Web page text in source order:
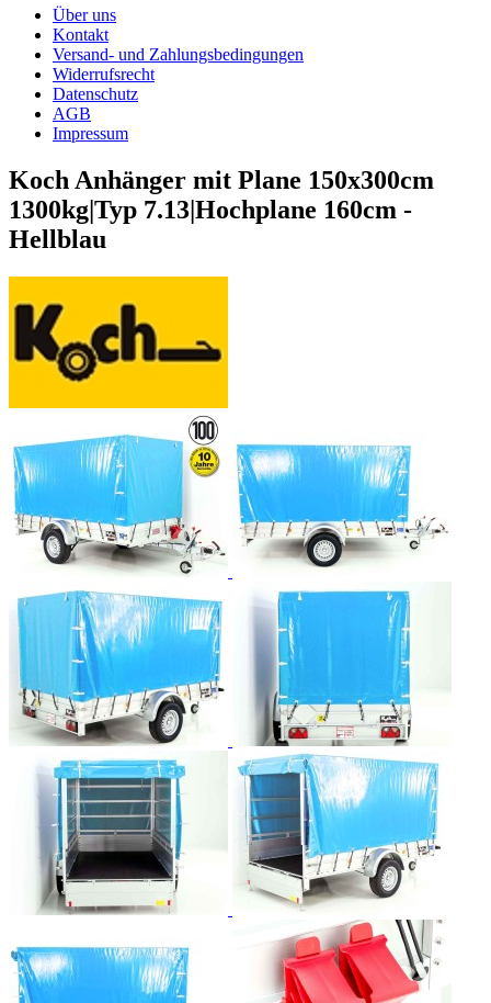
Über uns
Kontakt
Versand- und Zahlungsbedingungen
Widerrufsrecht
Datenschutz
AGB
Impressum
Koch Anhänger mit Plane 150x300cm
1300kg|Typ 7.13|Hochplane 160cm -
Hellblau